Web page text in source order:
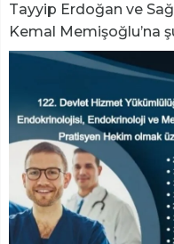
Tayyip Erdoğan ve
Kemal Memişoğlu’na